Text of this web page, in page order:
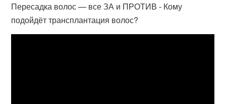
Пересадка волос — все ЗА и ПРОТИВ - Кому
подойдёт трансплантация волос?